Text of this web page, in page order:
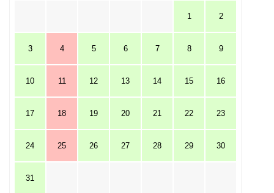
1 2
3 4 5 6 7 8 9
10 11 12 13 14 15 16
17 18 19 20 21 22 23
24 25 26 27 28 29 30
31